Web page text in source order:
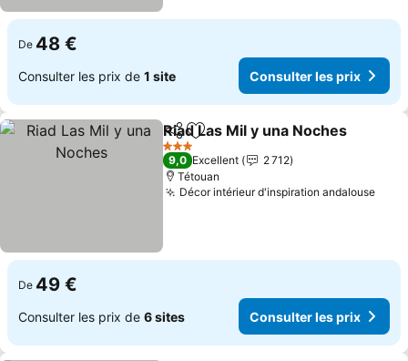
De 48 €
Consulter les prix de 1 site Consulter les prix
PartagerAjouter à mes favoris
Riad Las Mil y una Noches
3 Étoiles
9,0 Excellent
2 712
Tétouan
Décor intérieur d'inspiration andalouse
De 49 €
Consulter les prix de 6 sites Consulter les prix